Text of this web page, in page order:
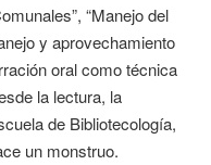
“Manejo del
y aprovechamiento
oral como técnica
la lectura, la
de Bibliotecología,
un monstruo.